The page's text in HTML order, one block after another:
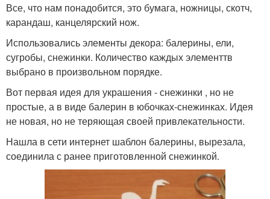
Все, что нам понадобится, это бумага, ножницы, скотч,
карандаш, канцелярский нож.
Использовались элементы декора: балерины, ели,
сугробы, снежинки. Количество каждых элементтв
выбрано в произвольном порядке.
Вот первая идея для украшения - снежинки , но не
простые, а в виде балерин в юбочках-снежинках. Идея
не новая, но не теряющая своей привлекательности.
Нашла в сети интернет шаблон балерины, вырезала,
соединила с ранее приготовленной снежинкой.